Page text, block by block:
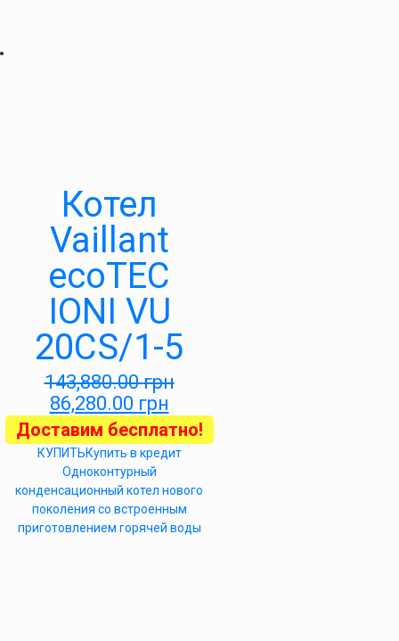
Котел
Vaillant
ecoTEC
IONI VU
20CS/1-5
143,880.00грн
86,280.00 грн
Доставим бесплатно!
КУПИТЬКупить в кредит
Одноконтурный
конденсационный котел нового
поколения со встроенным
приготовлением горячей воды